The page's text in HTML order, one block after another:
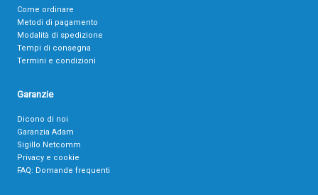
Come ordinare
Metodi di pagamento
Modalità di spedizione
Tempi di consegna
Termini e condizioni
Garanzie
Dicono di noi
Garanzia Adam
Sigillo Netcomm
Privacy e cookie
FAQ: Domande frequenti